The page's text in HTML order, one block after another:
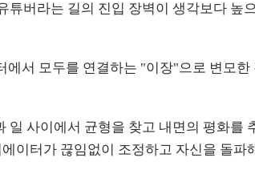
튜버라는 길의 진입 장벽이 생각보다 높
서 모두를 연결하는 "이장"으로 변모
사이에서 균형을 찾고 내면의 평화를
이터가 끊임없이 조정하고 자신을 돌파